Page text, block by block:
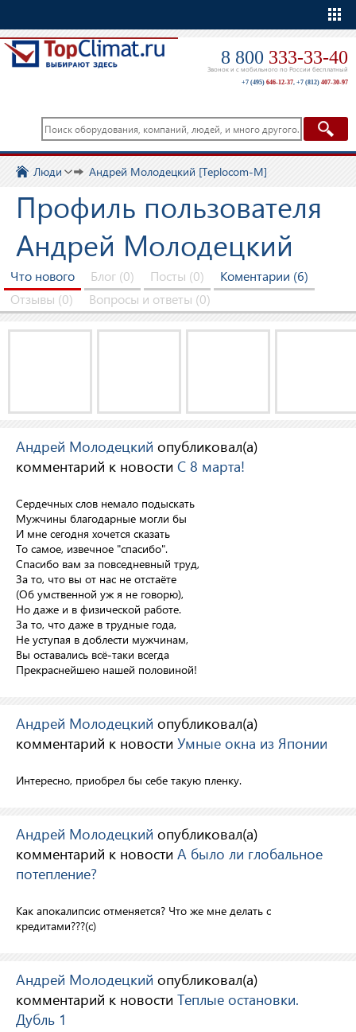
8 800 333-33-40
Звонок и с мобильного по России бесплатный
+7 (495) 646-12-37, +7 (812) 407-30-97
Люди Андрей Молодецкий [Teplocom-M]
Профиль пользователя
Андрей Молодецкий
Что нового Блог (0) Посты (0)
Коментарии (6)
Отзывы (0)
Вопросы и ответы (0)
Андрей Молодецкий опубликовал(а)
комментарий к новости С 8 марта!
Сердечных слов немало подыскать
Мужчины благодарные могли бы
И мне сегодня хочется сказать
То самое, извечное "спасибо".
Спасибо вам за повседневный труд,
За то, что вы от нас не отстаёте
(Об умственной уж я не говорю),
Но даже и в физической работе.
За то, что даже в трудные года,
Не уступая в доблести мужчинам,
Вы оставались всё-таки всегда
Прекраснейшею нашей половиной!
Андрей Молодецкий опубликовал(а)
комментарий к новости Умные окна из Японии
Интересно, приобрел бы себе такую пленку.
Андрей Молодецкий опубликовал(а)
комментарий к новости А было ли глобальное
потепление?
Как апокалипсис отменяется? Что же мне делать с
кредитами???(с)
Андрей Молодецкий опубликовал(а)
комментарий к новости Теплые остановки.
Дубль 1